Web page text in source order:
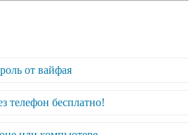
от вайфая
телефон бесплатно!